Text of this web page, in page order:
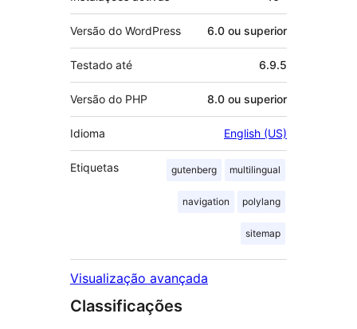
Versão do WordPress 6.0 ou superior
Testado até 6.9.5
Versão do PHP 8.0 ou superior
Idioma English (US)
Etiquetas gutenberg multilingual
navigation polylang
sitemap
Visualização avançada
Classificações